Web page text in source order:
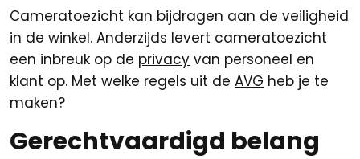
Cameratoezicht kan bijdragen aan de veiligheid
in de winkel. Anderzijds levert cameratoezicht
een inbreuk op de privacy van personeel en
klant op. Met welke regels uit de AVG heb je te
maken?
Gerechtvaardigd belang